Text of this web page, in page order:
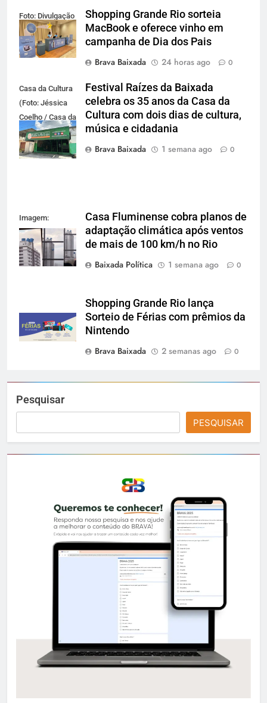
Foto: Divulgação
Shopping Grande Rio sorteia
MacBook e oferece vinho em
campanha de Dia dos Pais
Brava Baixada
24 horas ago 0
Casa da Cultura
(Foto: Jéssica
Coelho / Casa da
Cultura da
Baixada)
Festival Raízes da Baixada
celebra os 35 anos da Casa da
Cultura com dois dias de cultura,
música e cidadania
Brava Baixada
1 semana ago 0
Imagem:
Reprodução
Casa Fluminense cobra planos de
adaptação climática após ventos
de mais de 100 km/h no Rio
Baixada Política
1 semana ago 0
Shopping Grande Rio lança
Sorteio de Férias com prêmios da
Nintendo
Brava Baixada
2 semanas ago 0
Pesquisar
PESQUISAR